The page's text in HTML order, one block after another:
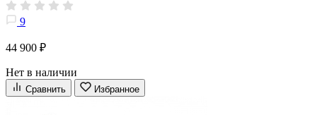
9
44 900 ₽
Нет в наличии
Сравнить Избранное